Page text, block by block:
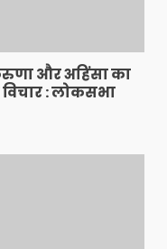
और अहिंसा का
: लोकसभा